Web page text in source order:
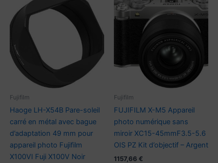
Fujifilm
Haoge LH-X54B Pare-soleil
carré en métal avec bague
d’adaptation 49 mm pour
appareil photo Fujifilm
X100VI Fuji X100V Noir
Fujifilm
FUJIFILM X-M5 Appareil
photo numérique sans
miroir XC15-45mmF3.5-5.6
OIS PZ Kit d’objectif – Argent
1157,66 €